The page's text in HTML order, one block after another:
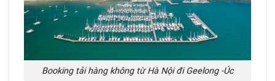
Booking tải hàng không từ Hà Nội đi Geelong -Úc